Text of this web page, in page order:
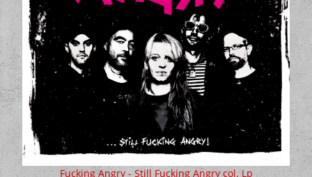
Fucking Angry - Still Fucking Angry col. Lp